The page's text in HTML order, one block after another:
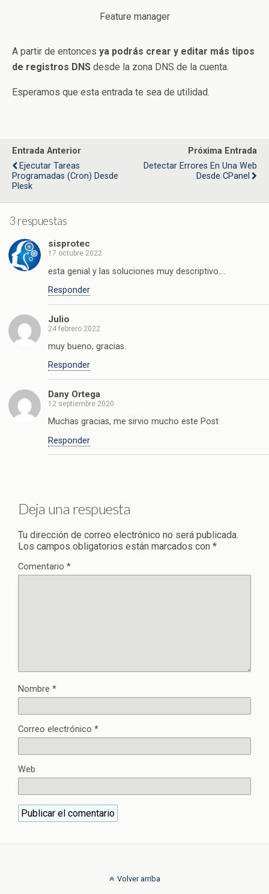
Feature manager
A partir de entonces ya podrás crear y editar más tipos
de registros DNS desde la zona DNS de la cuenta.
Esperamos que esta entrada te sea de utilidad.
Entrada Anterior
Ejecutar Tareas
Programadas (cron) Desde
Plesk
Próxima Entrada
Detectar Errores En Una Web
Desde CPanel
3 respuestas
sisprotec
17 octubre 2022
esta genial y las soluciones muy descriptivo….
Responder
Julio
24 febrero 2022
muy bueno, gracias.
Responder
Dany Ortega
12 septiembre 2020
Muchas gracias, me sirvio mucho este Post
Responder
Deja una respuesta
Tu dirección de correo electrónico no será publicada.
Los campos obligatorios están marcados con *
Comentario *
Nombre *
Correo electrónico *
Web
Volver arriba